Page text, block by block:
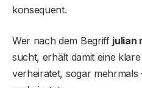
konsequent.
Wer nach dem Begriff julian
sucht, erhält damit eine
verheiratet, sogar mehrmals